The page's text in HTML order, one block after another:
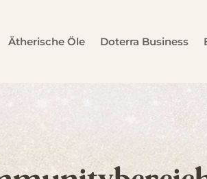
Ätherische Öle Doterra Business